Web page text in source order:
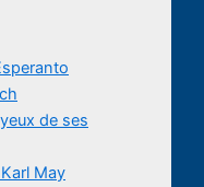
de ses
May